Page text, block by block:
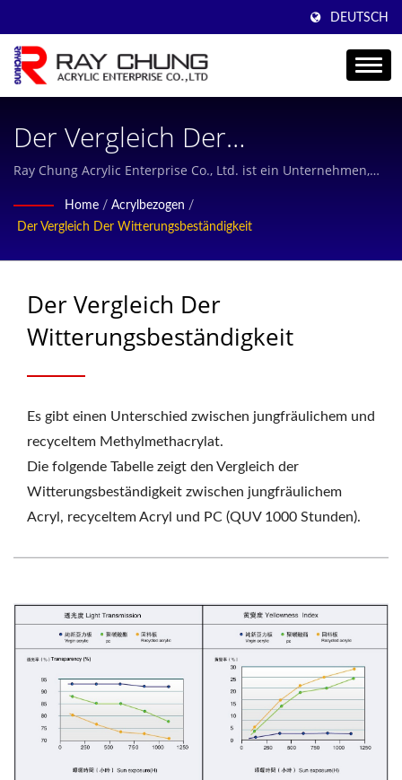
DEUTSCH
Der Vergleich Der
Wetterbeständigkeit /
Professionelle Guss-
Acrylplatte, Guss-Acrylplatte,
PMMA-Platte, Hersteller Seit
36 Jahren In Taiwan | Ray
Chung
Ray Chung Acrylic Enterprise Co., Ltd. ist ein Unternehmen,
Acrylplatten und den freundlichen Kundenservice
konzentriert.
Home / Acrylbezogen /
Der Vergleich Der Witterungsbeständigkeit
Der Vergleich Der
Witterungsbeständigkeit
Es gibt einen Unterschied zwischen jungfräulichem und
recyceltem Methylmethacrylat.
Die folgende Tabelle zeigt den Vergleich der
Witterungsbeständigkeit zwischen jungfräulichem
Acryl, recyceltem Acryl und PC (QUV 1000 Stunden).